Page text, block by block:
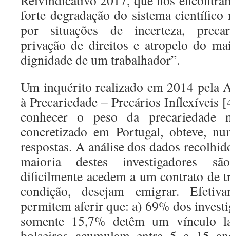
forte degradação do sistema científico
por situações de incerteza,
privação de direitos e atropelo do
dignidade de um trabalhador”.
Um inquérito realizado em 2014 pela
à Precariedade – Precários Inflexíveis
conhecer o peso da precariedade
concretizado em Portugal, obteve,
respostas. A análise dos dados
maioria destes investigadores
dificilmente acedem a um contrato de
condição, desejam emigrar.
permitem aferir que: a) 69% dos
somente 15,7% detêm um vínculo